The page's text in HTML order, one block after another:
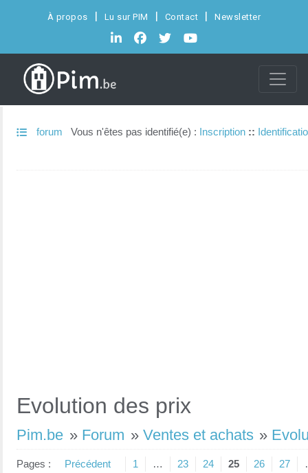
À propos Lu sur PIM Contact Newsletter
forum Vous n'êtes pas identifié(e) : Inscription ::
Evolution des prix
Pim.be » Forum » Ventes et achats »
Pages : Précédent 1 … 23 24 25 26 27